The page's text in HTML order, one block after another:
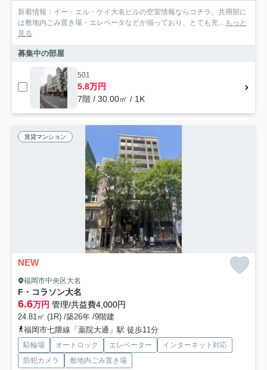
新着情報：イー・エル・ケイ大名ビルの空室情報ならコチラ。共用部に
は敷地内ごみ置き場・エレベータなどが揃っており、とても充...
もっと
見る
募集中の部屋
501
5.8万円
7階 / 30.00㎡ / 1K
賃貸マンション
NEW
福岡市中央区大名
F・コラソン大名
6.6万円 管理/共益費4,000円
24.81㎡ (1R) /築26年 /9階建
福岡市七隈線「薬院大通」駅 徒歩11分
駐輪場 オートロック エレベーター
インターネット対応
防犯カメラ
敷地内ごみ置き場